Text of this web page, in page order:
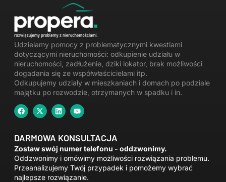
Udzielamy pomocy z problematycznymi kwestiami
dotyczącymi nieruchomości: odkupienie udziału w
nieruchomości , zadłużenie, dziki lokator, brak możliwości
dogadania się ze współwłaścicielami itp.
Odkupujemy udziały w mieszkaniach i domach po podziale
majątku po rozwodzie otrzymanych w spadku i in.
DARMOWA KONSULTACJA
Zostaw swój numer telefonu - oddzwonimy.
Oddzwonimy i omówimy możliwości rozwiązania problemu.
Przeanalizujemy Twój przypadek i pomożemy wybrać
najlepsze rozwiązanie.